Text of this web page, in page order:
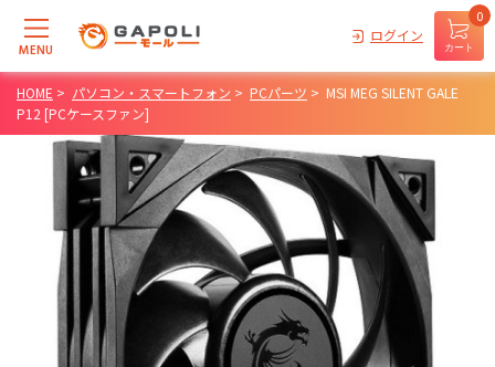
MENU
ログイン
カート
0
HOME > パソコン・スマートフォン > PCパーツ > MSI MEG SILENT GALE
P12 [PCケースファン]